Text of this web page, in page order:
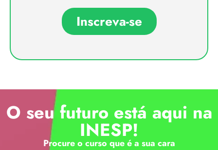
Inscreva-se
O seu futuro está aqui na
INESP!
Procure o curso que é a sua cara